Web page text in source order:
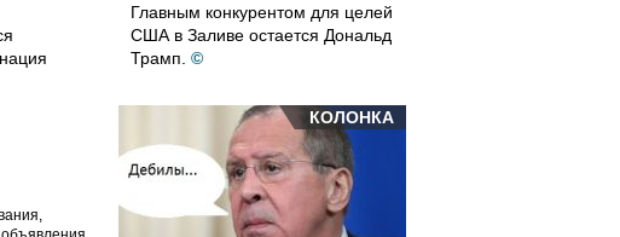
Главным конкурентом для целей
США в Заливе остается Дональд
Трамп. ©
КОЛОНКА